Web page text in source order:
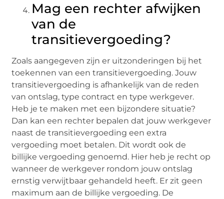
Mag een rechter afwijken
van de
transitievergoeding?
Zoals aangegeven zijn er uitzonderingen bij het
toekennen van een transitievergoeding. Jouw
transitievergoeding is afhankelijk van de reden
van ontslag, type contract en type werkgever.
Heb je te maken met een bijzondere situatie?
Dan kan een rechter bepalen dat jouw werkgever
naast de transitievergoeding een extra
vergoeding moet betalen. Dit wordt ook de
billijke vergoeding genoemd. Hier heb je recht op
wanneer de werkgever rondom jouw ontslag
ernstig verwijtbaar gehandeld heeft. Er zit geen
maximum aan de billijke vergoeding. De